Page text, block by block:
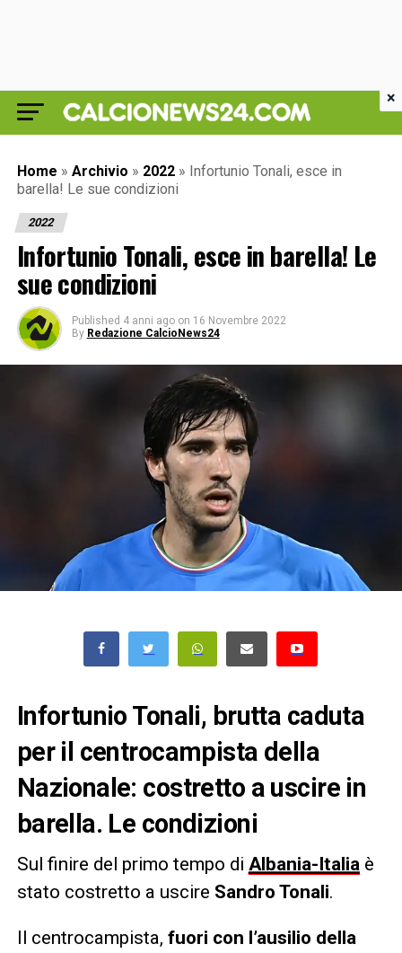
Home » Archivio » 2022 » Infortunio Tonali, esce in
barella! Le sue condizioni
2022
Infortunio Tonali, esce in barella! Le
sue condizioni
Published 4 anni ago on 16 Novembre 2022
By Redazione CalcioNews24
Infortunio Tonali, brutta caduta
per il centrocampista della
Nazionale: costretto a uscire in
barella. Le condizioni
Sul finire del primo tempo di Albania-Italia è
stato costretto a uscire Sandro Tonali.
Il centrocampista, fuori con l’ausilio della
×